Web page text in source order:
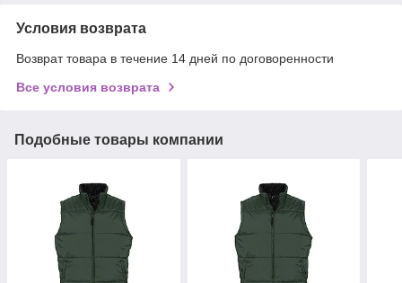
Условия возврата
Возврат товара в течение 14 дней по договоренности
Все условия возврата
Подобные товары компании